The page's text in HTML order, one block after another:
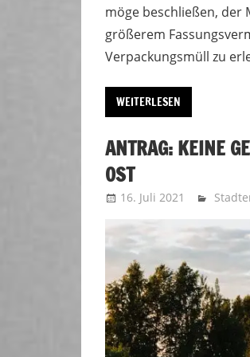
möge beschließen,
größerem
Verpackungsmüll zu
WEITERLESEN
ANTRAG: KEINE
OST
16. Juli 2021